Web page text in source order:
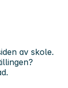
av skole.